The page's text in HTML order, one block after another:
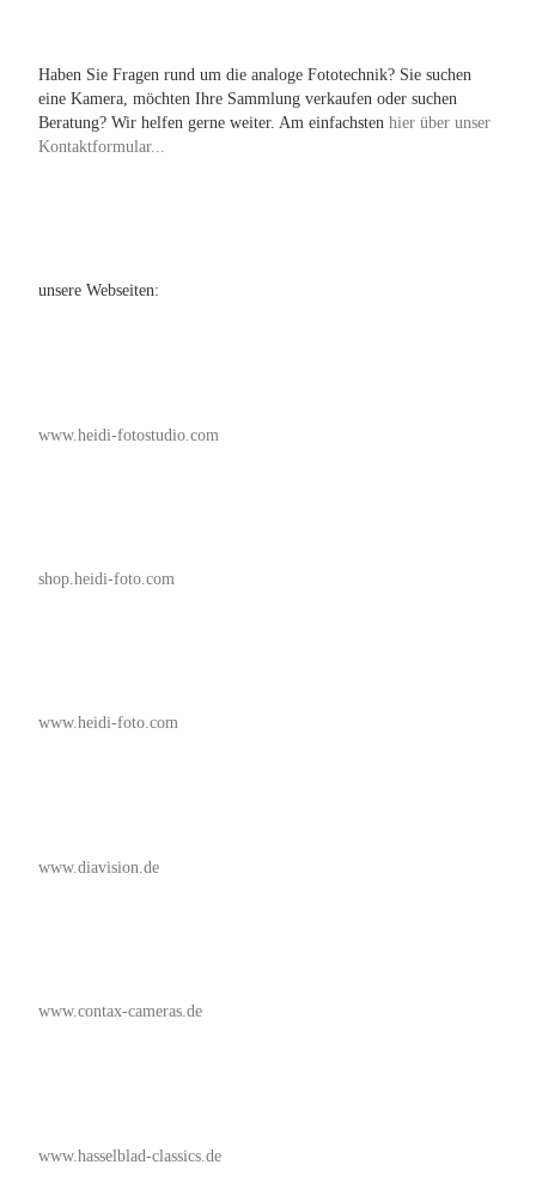
Haben Sie Fragen rund um die analoge Fototechnik? Sie suchen
eine Kamera, möchten Ihre Sammlung verkaufen oder suchen
Beratung? Wir helfen gerne weiter. Am einfachsten hier über unser
Kontaktformular...
unsere Webseiten:
www.heidi-fotostudio.com
shop.heidi-foto.com
www.heidi-foto.com
www.diavision.de
www.contax-cameras.de
www.hasselblad-classics.de